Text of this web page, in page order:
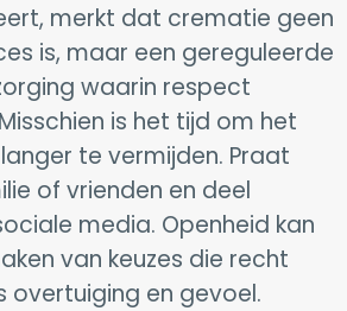
merkt dat crematie geen
is, maar een gereguleerde
waarin respect
is het tijd om het
te vermijden. Praat
of vrienden en deel
media. Openheid kan
van keuzes die recht
overtuiging en gevoel.